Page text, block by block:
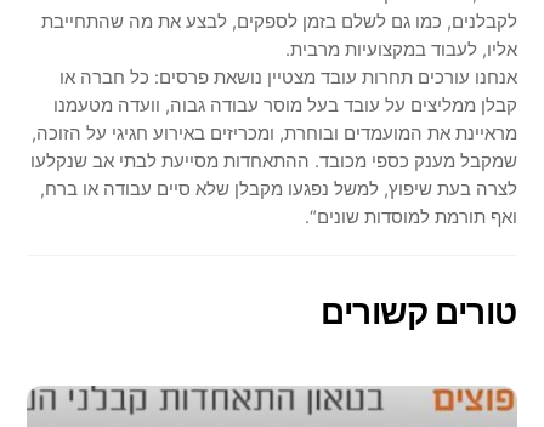
לקבלנים, כמו גם לשלם בזמן לספקים, לבצע את מה שהתחייבת
אליו, לעבוד במקצועיות מרבית.
אנחנו עורכים תחרות עובד מצטיין נושאת פרסים: כל חברה או
קבלן ממליצים על עובד בעל מוסר עבודה גבוה, וועדה מטעמנו
מראיינת את המועמדים ובוחרת, ומכריזים באירוע חגיגי על הזוכה,
שמקבל מענק כספי מכובד. ההתאחדות מסייעת לבתי אב שנקלעו
לצרה בעת שיפוץ, למשל נפגעו מקבלן שלא סיים עבודה או ברח,
ואף תורמת למוסדות שונים“.
טורים קשורים